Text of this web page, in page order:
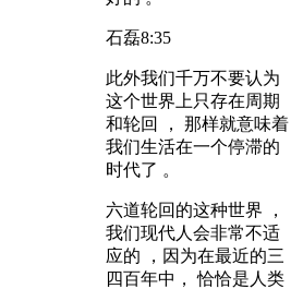
石磊8:35
此外我们千万不要认为
这个世界上只存在周期
和轮回 ， 那样就意味着
我们生活在一个停滞的
时代了 。
六道轮回的这种世界 ，
我们现代人会非常不适
应的 ，因为在最近的三
四百年中， 恰恰是人类